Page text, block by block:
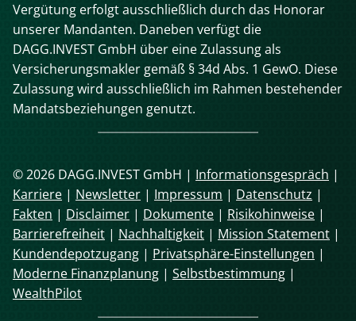
Vergütung erfolgt ausschließlich durch das Honorar
unserer Mandanten. Daneben verfügt die
DAGG.INVEST GmbH über eine Zulassung als
Versicherungsmakler gemäß § 34d Abs. 1 GewO. Diese
Zulassung wird ausschließlich im Rahmen bestehender
Mandatsbeziehungen genutzt.
© 2026 DAGG.INVEST GmbH | Informationsgespräch |
Karriere | Newsletter | Impressum | Datenschutz |
Fakten | Disclaimer | Dokumente | Risikohinweise |
Barrierefreiheit | Nachhaltigkeit | Mission Statement |
Kundendepotzugang | Privatsphäre-Einstellungen |
Moderne Finanzplanung | Selbstbestimmung |
WealthPilot